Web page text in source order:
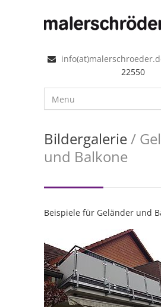
22550
Bildergalerie/
und Balkone
Beispiele für Geländer und